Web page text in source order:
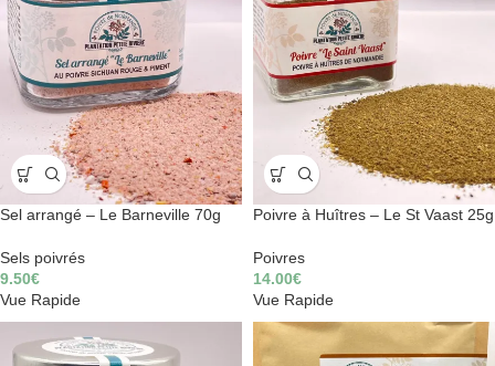
Sel arrangé – Le Barneville 70g
Sels poivrés
9.50€
Vue Rapide
Poivre à Huîtres – Le St Vaast 25g
Poivres
14.00€
Vue Rapide